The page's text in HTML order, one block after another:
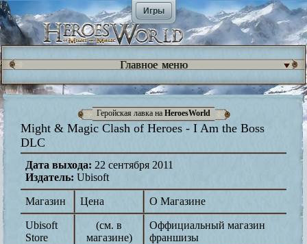
Игры
Главное меню
Геройская лавка на HeroesWorld
Might & Magic Clash of Heroes - I Am the Boss
DLC
Дата выхода: 22 сентября 2011
Издатель: Ubisoft
Магазин Цена О Магазине
Ubisoft
Store
(см. в
магазине)
Оффициальный магазин
франшизы